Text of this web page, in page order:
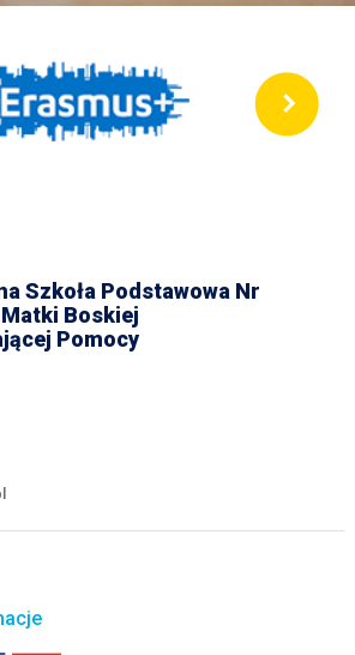
Szkoła Podstawowa Nr
Boskiej
Pomocy